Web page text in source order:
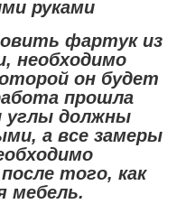
руками
фартук из
необходимо
он будет
прошла
углы должны
а все замеры
того, как
мебель.